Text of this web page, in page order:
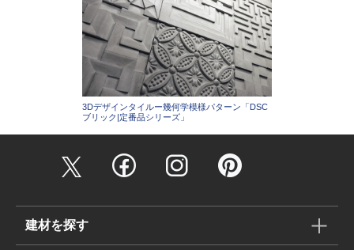
3Dデザインタイルー幾何学模様パターン「DSC
ブリック|定番品シリーズ」
建材を探す